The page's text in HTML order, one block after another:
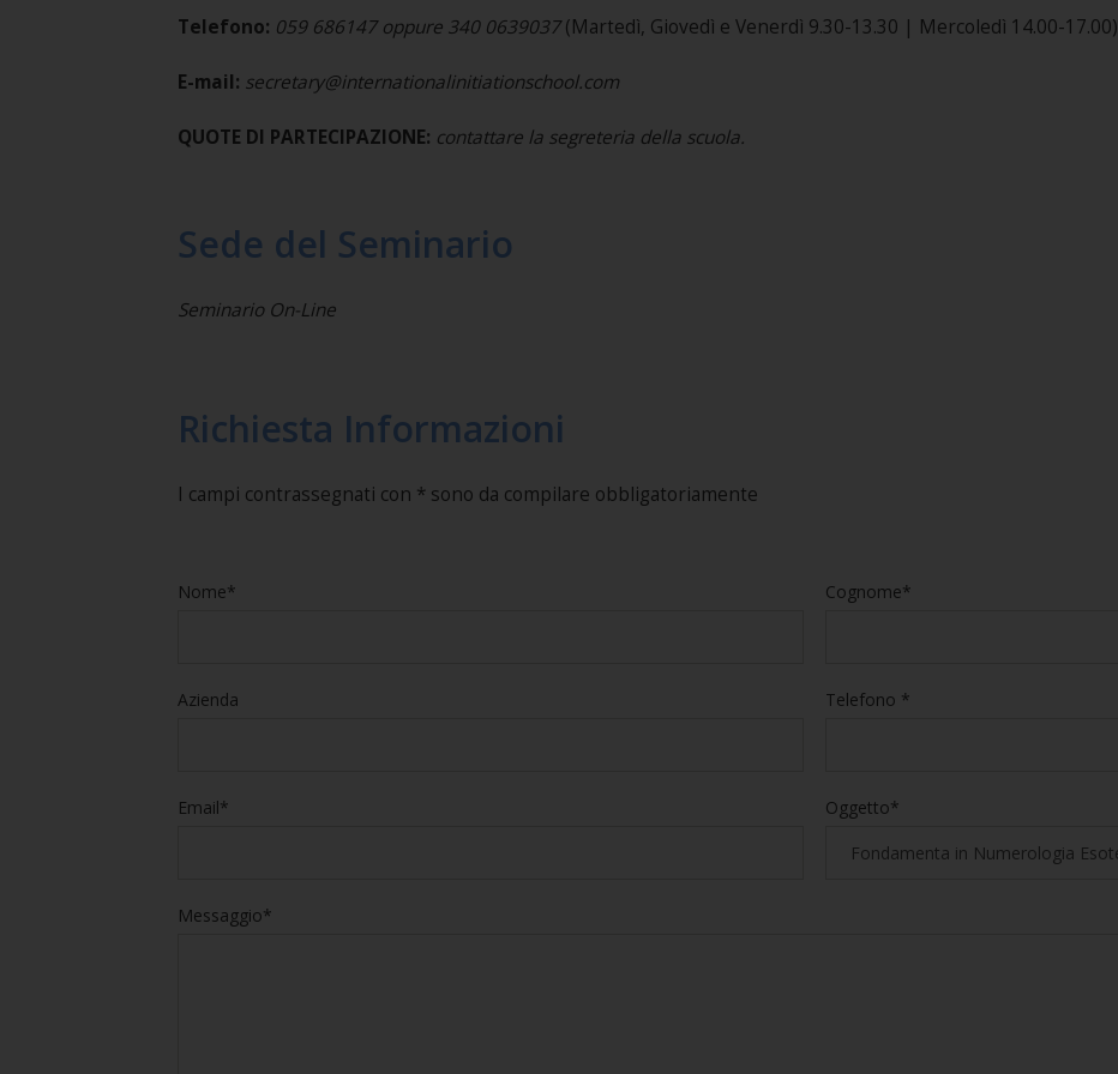
Telefono: 059 686147 oppure 340 0639037(Martedì, Giovedì e Venerdì 9.30-13.30 | Mercoledì 14.00-17.00)
E-mail: secretary@internationalinitiationschool.com
QUOTE DI PARTECIPAZIONE: contattare la segreteria della scuola.
Sede del Seminario
Seminario On-Line
Richiesta Informazioni
I campi contrassegnati con * sono da compilare obbligatoriamente
Nome* Cognome*
Azienda Telefono *
Email* Oggetto*
Messaggio*